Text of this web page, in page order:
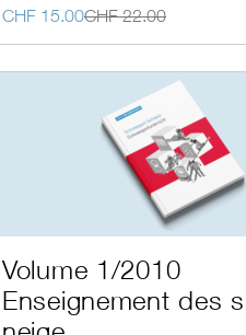
CHF22.00
Le
était :
CHF 15.00
Le
est :
produit
Volume 1/2010
Enseignement des
Ce
produit
a
plusieurs